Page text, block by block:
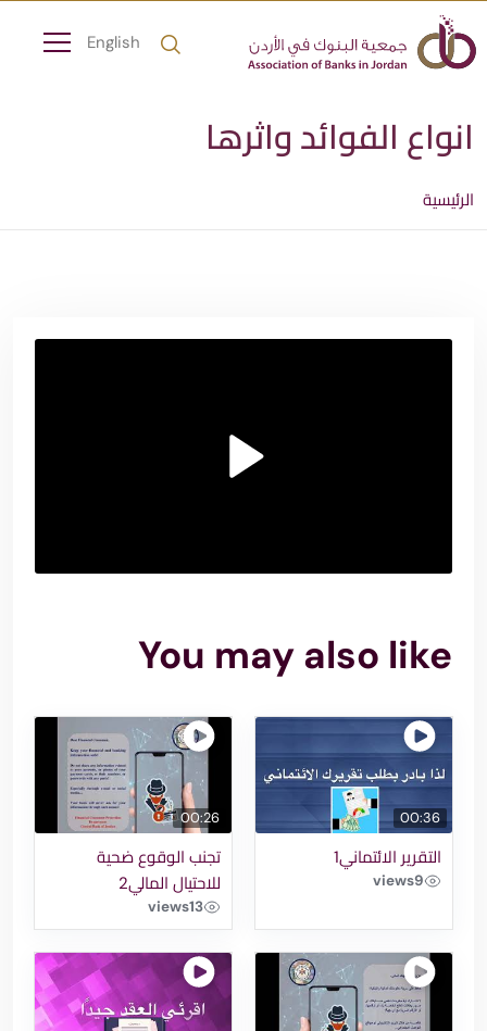
English
انواع الفوائد واثرها
الرئيسية
You may also like
00:36
التقرير الائتماني1
9
views
00:26
تجنب الوقوع ضحية
للاحتيال المالي2
13
views